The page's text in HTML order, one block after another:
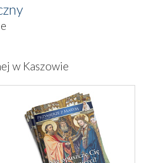
w Kaszowie